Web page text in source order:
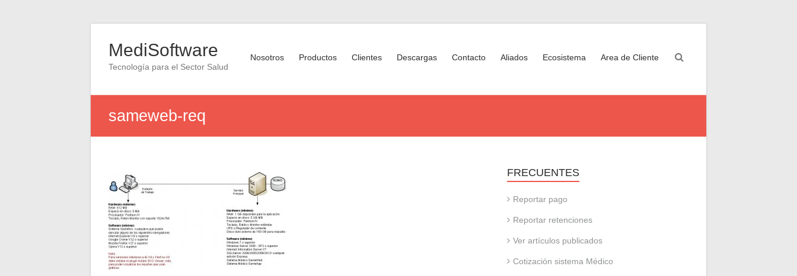
contenidoMediSoftware
Tecnología para el Sector Salud
Nosotros Productos Clientes Descargas Contacto Aliados Ecosistema Area de Cliente
sameweb-req
FRECUENTES
Reportar pago
Reportar retenciones
Ver artículos publicados
Cotización sistema Médico